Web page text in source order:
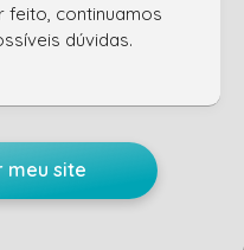
feito, continuamos
dúvidas.
meu site